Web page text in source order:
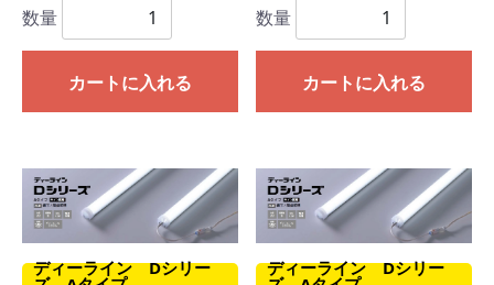
数量
カートに入れる
数量
カートに入れる
ディーライン Dシリー ディーライン Dシリー